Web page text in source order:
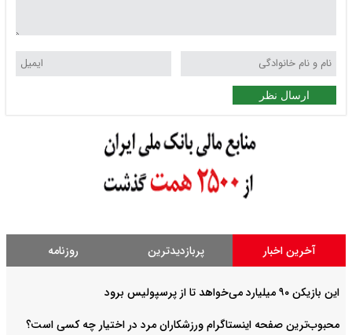
ارسال نظر
آخرین اخبار پربازدیدترین روزنامه
این بازیکن ۹۰ میلیارد می‌خواهد تا از پرسپولیس برود
محبوب‌ترین صفحه اینستاگرام ورزشکاران مرد در اختیار چه کسی است؟